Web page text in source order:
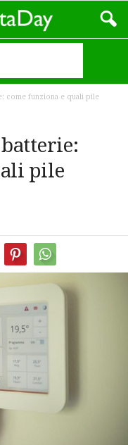
come funziona e quali pile
pile